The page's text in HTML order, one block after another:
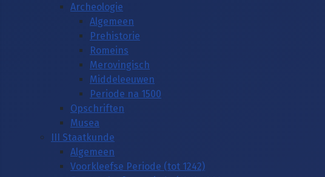
Archeologie
Algemeen
Prehistorie
Romeins
Merovingisch
Middeleeuwen
Periode na 1500
Opschriften
Musea
III Staatkunde
Algemeen
Voorkleefse Periode (tot 1242)